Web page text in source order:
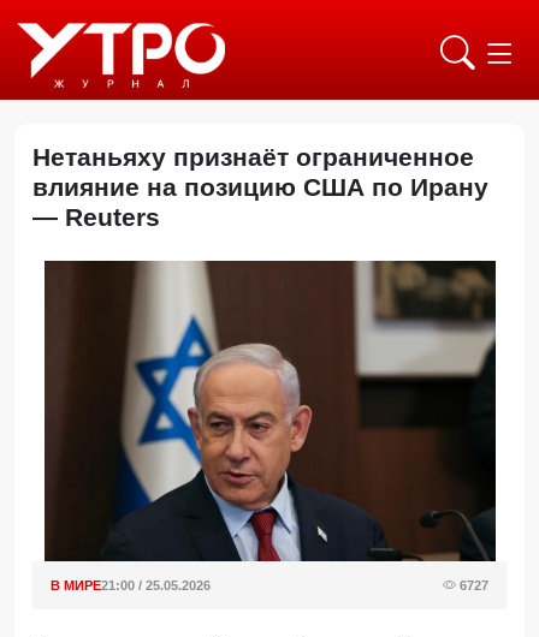
Нетаньяху признаёт ограниченное
влияние на позицию США по Ирану
— Reuters
В МИРЕ21:00 / 25.05.2026 6727